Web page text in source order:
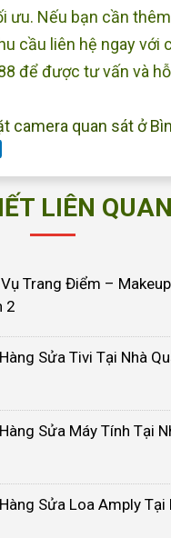
ưu. Nếu bạn cần
cầu liên hệ ngay với
để được tư vấn và
camera quan sát ở
LIÊN QUAN
Trang Điểm –
2
Sửa Tivi Tại Nhà
Sửa Máy Tính Tại
Sửa Loa Amply Tại